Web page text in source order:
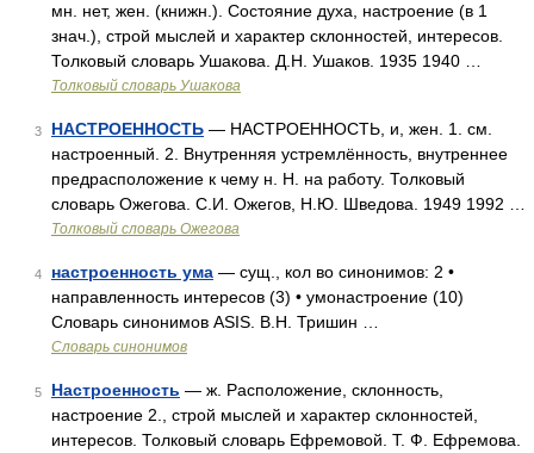
мн. нет, жен. (книжн.). Состояние духа, настроение (в 1
знач.), строй мыслей и характер склонностей, интересов.
Толковый словарь Ушакова. Д.Н. Ушаков. 1935 1940 …
Толковый словарь Ушакова
3 НАСТРОЕННОСТЬ — НАСТРОЕННОСТЬ, и, жен. 1. см.
настроенный. 2. Внутренняя устремлённость, внутреннее
предрасположение к чему н. Н. на работу. Толковый
словарь Ожегова. С.И. Ожегов, Н.Ю. Шведова. 1949 1992 …
Толковый словарь Ожегова
4 настроенность ума — сущ., кол во синонимов: 2 •
направленность интересов (3) • умонастроение (10)
Словарь синонимов ASIS. В.Н. Тришин …
Словарь синонимов
5 Настроенность — ж. Расположение, склонность,
настроение 2., строй мыслей и характер склонностей,
интересов. Толковый словарь Ефремовой. Т. Ф. Ефремова.